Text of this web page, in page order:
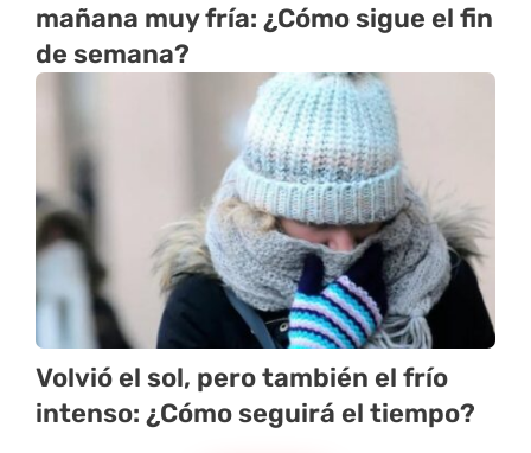
mañana muy fría: ¿Cómo sigue el fin
de semana?
Volvió el sol, pero también el frío
intenso: ¿Cómo seguirá el tiempo?